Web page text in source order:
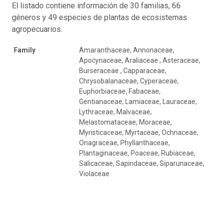
El listado contiene información de 30 familias, 66
géneros y 49 especies de plantas de ecosistemas
agropecuarios.
Family
Amaranthaceae, Annonaceae,
Apocynaceae, Araliaceae , Asteraceae,
Burseraceae , Capparaceae,
Chrysobalanaceae, Cyperaceae,
Euphorbiaceae, Fabaceae,
Gentianaceae, Lamiaceae, Lauraceae,
Lythraceae, Malvaceae,
Melastomataceae, Moraceae,
Myristicaceae, Myrtaceae, Ochnaceae,
Onagraceae, Phyllanthaceae,
Plantaginaceae, Poaceae, Rubiaceae,
Salicaceae, Sapindaceae, Siparunaceae,
Violaceae